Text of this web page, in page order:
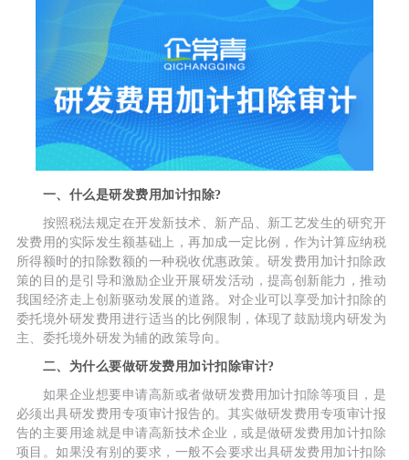
一、什么是研发费用加计扣除?
按照税法规定在开发新技术、新产品、新工艺发生的研究开
发费用的实际发生额基础上，再加成一定比例，作为计算应纳税
所得额时的扣除数额的一种税收优惠政策。研发费用加计扣除政
策的目的是引导和激励企业开展研发活动，提高创新能力，推动
我国经济走上创新驱动发展的道路。对企业可以享受加计扣除的
委托境外研发费用进行适当的比例限制，体现了鼓励境内研发为
主、委托境外研发为辅的政策导向。
二、为什么要做研发费用加计扣除审计?
如果企业想要申请高新或者做研发费用加计扣除等项目，是
必须出具研发费用专项审计报告的。其实做研发费用专项审计报
告的主要用途就是申请高新技术企业，或是做研发费用加计扣除
项目。如果没有别的要求，一般不会要求出具研发费用加计扣除